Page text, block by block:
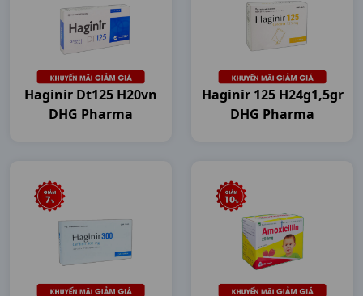
Haginir Dt125 H20vn
DHG Pharma
Haginir 125 H24g1,5gr
DHG Pharma